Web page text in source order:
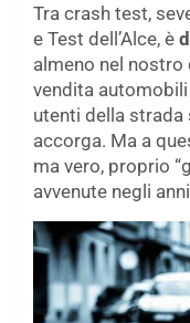
Tra crash test,
e Test dell’Alce, è
almeno nel nostro
vendita
utenti della strada
accorga. Ma a
ma vero, proprio
avvenute negli